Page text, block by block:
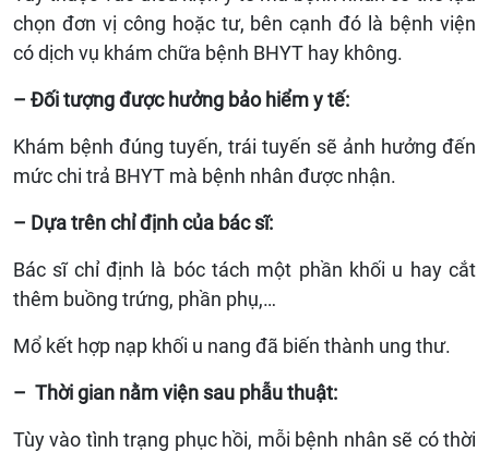
chọn đơn vị công hoặc tư, bên cạnh đó là bệnh viện
có dịch vụ khám chữa bệnh BHYT hay không.
– Đối tượng được hưởng bảo hiểm y tế:
Khám bệnh đúng tuyến, trái tuyến sẽ ảnh hưởng đến
mức chi trả BHYT mà bệnh nhân được nhận.
– Dựa trên chỉ định của bác sĩ:
Bác sĩ chỉ định là bóc tách một phần khối u hay cắt
thêm buồng trứng, phần phụ,…
Mổ kết hợp nạp khối u nang đã biến thành ung thư.
– Thời gian nằm viện sau phẫu thuật:
Tùy vào tình trạng phục hồi, mỗi bệnh nhân sẽ có thời